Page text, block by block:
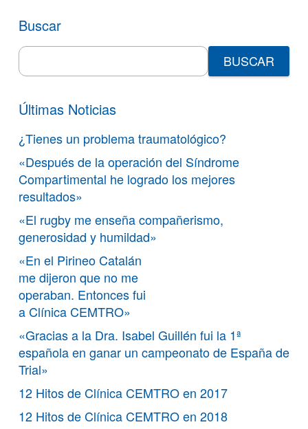
Buscar
Search
for:
Últimas Noticias
¿Tienes un problema traumatológico?
«Después de la operación del Síndrome
Compartimental he logrado los mejores
resultados»
«El rugby me enseña compañerismo,
generosidad y humildad»
«En el Pirineo Catalán
me dijeron que no me
operaban. Entonces fui
a Clínica CEMTRO»
«Gracias a la Dra. Isabel Guillén fui la 1ª
española en ganar un campeonato de España de
Trial»
12 Hitos de Clínica CEMTRO en 2017
12 Hitos de Clínica CEMTRO en 2018